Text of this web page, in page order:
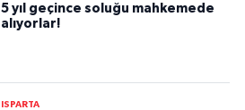
5 yıl geçince soluğu mahkemede
alıyorlar!
ISPARTA